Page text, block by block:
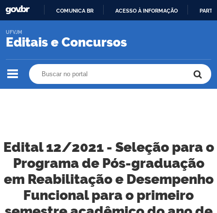
O
COMUNICA BR ACESSO À INFORMAÇÃO
Editais e Concursos
UFVJM
Edital 12/2021 - Seleção para o
Programa de Pós-graduação
em Reabilitação e Desempenho
Funcional para o primeiro